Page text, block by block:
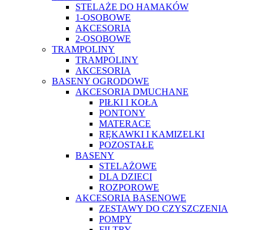
STELAŻE DO HAMAKÓW
1-OSOBOWE
AKCESORIA
2-OSOBOWE
TRAMPOLINY
TRAMPOLINY
AKCESORIA
BASENY OGRODOWE
AKCESORIA DMUCHANE
PIŁKI I KOŁA
PONTONY
MATERACE
RĘKAWKI I KAMIZELKI
POZOSTAŁE
BASENY
STELAŻOWE
DLA DZIECI
ROZPOROWE
AKCESORIA BASENOWE
ZESTAWY DO CZYSZCZENIA
POMPY